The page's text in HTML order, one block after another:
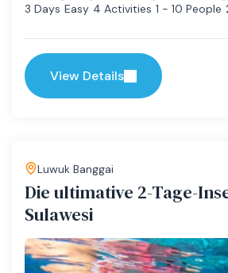
3 Days Easy 4 Activities 1 - 10 People
View Details
Luwuk Banggai
Die ultimative 2-Tage-
Sulawesi